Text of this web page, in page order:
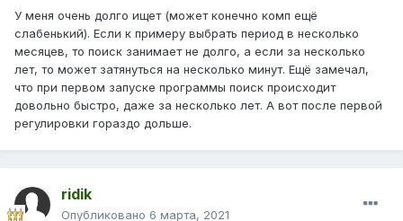
У меня очень долго ищет (может конечно комп ещё
слабенький). Если к примеру выбрать период в несколько
месяцев, то поиск занимает не долго, а если за несколько
лет, то может затянуться на несколько минут. Ещё замечал,
что при первом запуске программы поиск происходит
довольно быстро, даже за несколько лет. А вот после первой
регулировки гораздо дольше.
ridik
Опубликовано 6 марта, 2021